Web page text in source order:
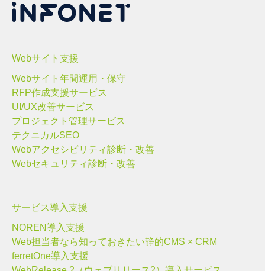
Webサイト支援
Webサイト年間運用・保守
RFP作成支援サービス
UI/UX改善サービス
プロジェクト管理サービス
テクニカルSEO
Webアクセシビリティ診断・改善
Webセキュリティ診断・改善
サービス導入支援
NOREN導入支援
Web担当者なら知っておきたい静的CMS × CRM
ferretOne導入支援